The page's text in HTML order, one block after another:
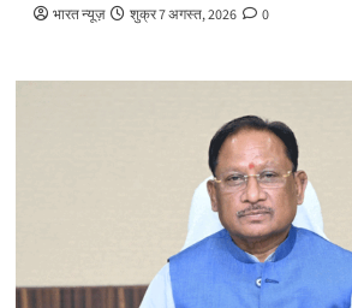
भारत न्यूज़ शुक्र 7 अगस्त, 2026 0